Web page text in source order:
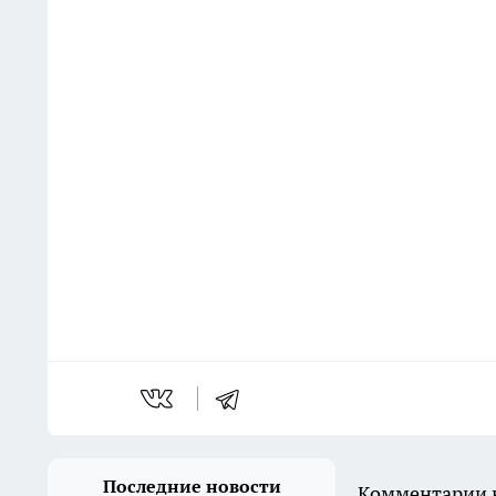
Последние новости